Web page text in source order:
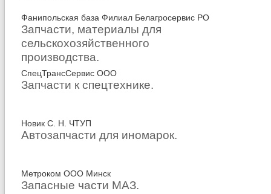
Фанипольская база Филиал Белагросервис РО
Запчасти, материалы для
сельскохозяйственного
производства.
СпецТрансСервис ООО
Запчасти к спецтехнике.
Новик С. Н. ЧТУП
Автозапчасти для иномарок.
Метроком ООО Минск
Запасные части МАЗ.